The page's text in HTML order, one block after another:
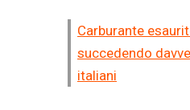
Carburante
succedendo
italiani